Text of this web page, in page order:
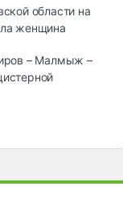
области на
женщина
– Малмыж –